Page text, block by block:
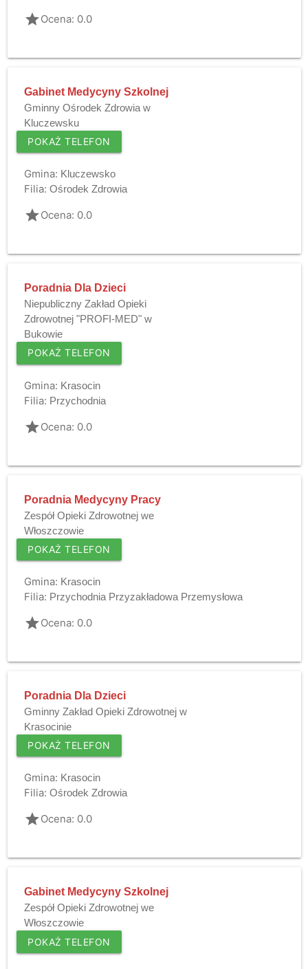
gradeOcena: 0.0
Gabinet Medycyny Szkolnej
Gminny Ośrodek Zdrowia w
Kluczewsku
POKAŻ TELEFON
Gmina: Kluczewsko
Filia: Ośrodek Zdrowia
gradeOcena: 0.0
Poradnia Dla Dzieci
Niepubliczny Zakład Opieki
Zdrowotnej "PROFI-MED" w
Bukowie
POKAŻ TELEFON
Gmina: Krasocin
Filia: Przychodnia
gradeOcena: 0.0
Poradnia Medycyny Pracy
Zespół Opieki Zdrowotnej we
Włoszczowie
POKAŻ TELEFON
Gmina: Krasocin
Filia: Przychodnia Przyzakładowa Przemysłowa
gradeOcena: 0.0
Poradnia Dla Dzieci
Gminny Zakład Opieki Zdrowotnej w
Krasocinie
POKAŻ TELEFON
Gmina: Krasocin
Filia: Ośrodek Zdrowia
gradeOcena: 0.0
Gabinet Medycyny Szkolnej
Zespół Opieki Zdrowotnej we
Włoszczowie
POKAŻ TELEFON